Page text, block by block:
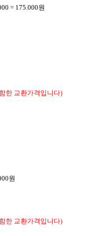
= 175.000원
한 교환가격입니다)
원
한 교환가격입니다)